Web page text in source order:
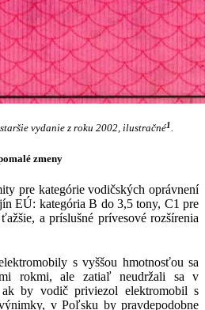
vydanie z roku 2002, ilustračné1.
zmeny
pre kategórie vodičských oprávnení
EÚ: kategória B do 3,5 tony, C1 pre
a príslušné prívesové rozšírenia
s vyššou hmotnosťou sa
rokmi, ale zatiaľ neudržali sa v
by vodič priviezol elektromobil s
v Poľsku by pravdepodobne